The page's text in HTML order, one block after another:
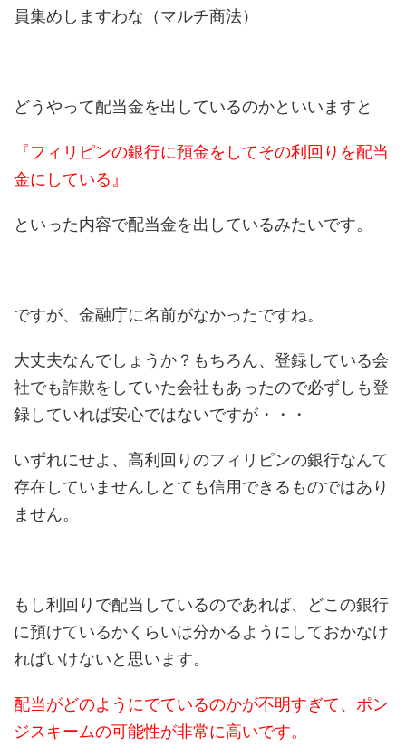
員集めしますわな（マルチ商法）
どうやって配当金を出しているのかといいますと
『フィリピンの銀行に預金をしてその利回りを配当
金にしている』
といった内容で配当金を出しているみたいです。
ですが、金融庁に名前がなかったですね。
大丈夫なんでしょうか？もちろん、登録している会
社でも詐欺をしていた会社もあったので必ずしも登
録していれば安心ではないですが・・・
いずれにせよ、高利回りのフィリピンの銀行なんて
存在していませんしとても信用できるものではあり
ません。
もし利回りで配当しているのであれば、どこの銀行
に預けているかくらいは分かるようにしておかなけ
ればいけないと思います。
配当がどのようにでているのかが不明すぎて、ポン
ジスキームの可能性が非常に高いです。